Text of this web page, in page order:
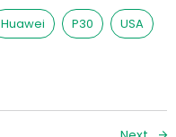
Huawei P30 USA